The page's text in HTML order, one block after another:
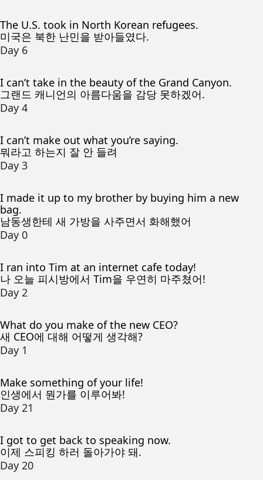
The U.S. took in North Korean refugees.
미국은 북한 난민을 받아들였다.
Day 6
I can’t take in the beauty of the Grand Canyon.
그랜드 캐니언의 아름다움을 감당 못하겠어.
Day 4
I can’t make out what you’re saying.
뭐라고 하는지 잘 안 들려
Day 3
I made it up to my brother by buying him a new
bag.
남동생한테 새 가방을 사주면서 화해했어
Day 0
I ran into Tim at an internet cafe today!
나 오늘 피시방에서 Tim을 우연히 마주쳤어!
Day 2
What do you make of the new CEO?
새 CEO에 대해 어떻게 생각해?
Day 1
Make something of your life!
인생에서 뭔가를 이루어봐!
Day 21
I got to get back to speaking now.
이제 스피킹 하러 돌아가야 돼.
Day 20